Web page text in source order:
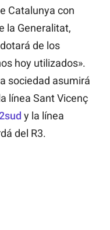
Catalunya con
la Generalitat,
de los
hoy utilizados».
sociedad asumirá
línea Sant Vicenç
y la línea
del R3.